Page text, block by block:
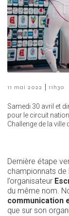
11 mai 2022 | 11h30
Samedi 30 avril et
pour le circuit
Challenge de la
Dernière étape
championnats de
l’organisateur
du même nom.
communication
que sur son